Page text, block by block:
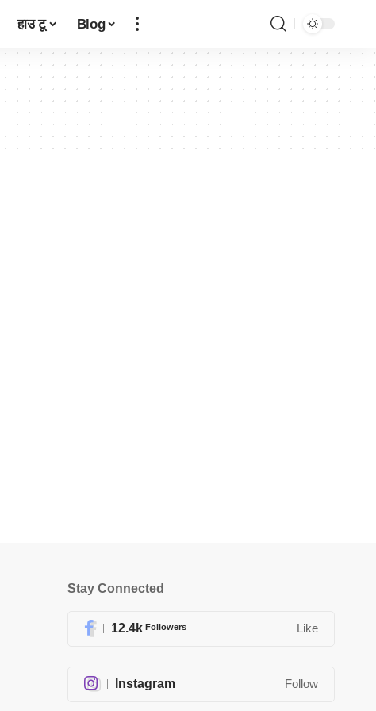
हाउ टू Blog
Stay Connected
12.4k Followers Like
Instagram Follow